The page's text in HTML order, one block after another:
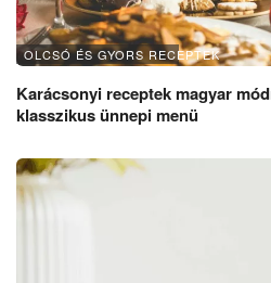
OLCSÓ ÉS GYORS RECEPTEK
Karácsonyi receptek magyar
klasszikus ünnepi menü